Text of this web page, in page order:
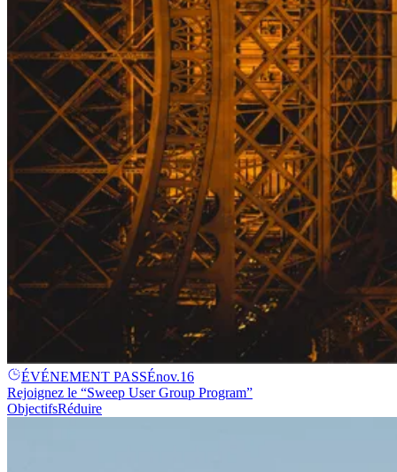
ÉVÉNEMENT PASSÉnov.16
Rejoignez le “Sweep User Group Program”
ObjectifsRéduire